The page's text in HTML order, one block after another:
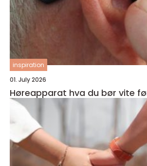
inspiration
01. July 2026
Høreapparat hva du bør